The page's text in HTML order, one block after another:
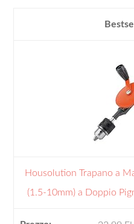
Housolution Trapano a
(1.5-10mm) a Doppio